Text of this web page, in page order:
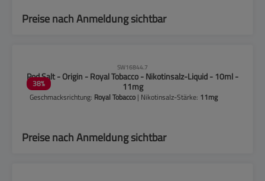
Preise nach Anmeldung sichtbar
38%
SW16844.7
Pod Salt - Origin - Royal Tobacco - Nikotinsalz-Liquid - 10ml -
11mg
Geschmacksrichtung: Royal Tobacco | Nikotinsalz-Stärke: 11mg
Preise nach Anmeldung sichtbar